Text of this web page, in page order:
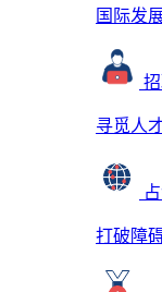
国际发
寻觅人
打破障